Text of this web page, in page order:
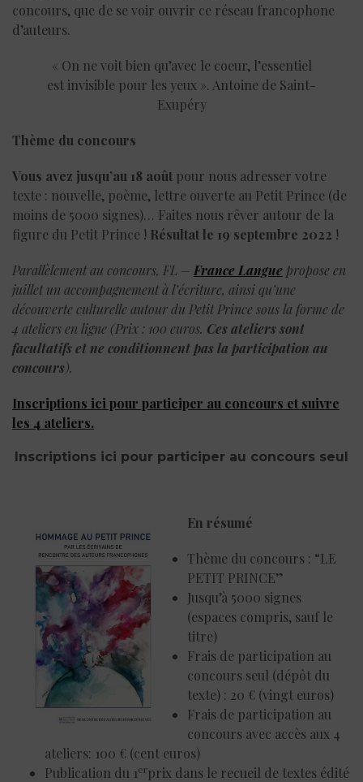
concours, que de se voir ouvrir ce réseau francophone
d’auteurs.
« On ne voit bien qu’avec le coeur, l’essentiel
est invisible pour les yeux ». Antoine de Saint-
Exupéry
Thème du concours
Vous avez jusqu’au 18 août pour nous adresser votre
texte : nouvelle, poème, lettre ouverte au Petit Prince (de
moins de 5000 signes)… Faites nous rêver autour de la
figure du Petit Prince ! Résultat le 19 septembre 2022 !
Parallèlement au concours, FL – France Langue propose en
juillet un accompagnement à l’écriture, ainsi qu’une
découverte culturelle autour du Petit Prince sous la forme de
4 ateliers en ligne (Prix : 100 euros. Ces ateliers sont
facultatifs et ne conditionnent pas la participation au
concours).
Inscriptions ici pour participer au concours et suivre
les 4 ateliers.
Inscriptions ici pour participer au concours seul
En résumé
Thème du concours : “LE
PETIT PRINCE”
Jusqu’à 5000 signes
(espaces compris, sauf le
titre)
Frais de participation au
concours seul (dépôt du
texte) : 20 € (vingt euros)
Frais de participation au
concours avec accès aux 4
ateliers: 100 € (cent euros)
Publication du 1erprix dans le recueil de textes édité